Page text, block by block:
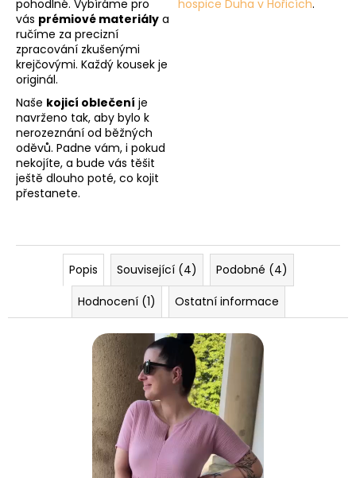
pohodlné. Vybíráme pro
vás prémiové materiály a
ručíme za precizní
zpracování zkušenými
krejčovými. Každý kousek je
originál.
Naše kojicí oblečení je
navrženo tak, aby bylo k
nerozeznání od běžných
oděvů. Padne vám, i pokud
nekojíte, a bude vás těšit
ještě dlouho poté, co kojit
přestanete.
hospice Duha v Hořicích.
Popis Související (4)
Podobné (4)
Hodnocení (1)
Ostatní informace